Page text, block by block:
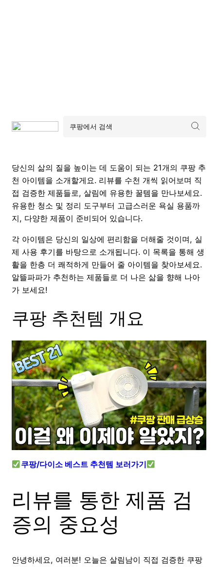
당신의 삶의 질을 높이는 데 도움이 되는 21개의 쿠팡 추
천 아이템을 소개할게요. 리뷰를 수천 개씩 읽어보며 직
접 검증한 제품들로, 살림에 유용한 꿀템을 만나보세요.
유용한 청소 및 정리 도구부터 고급스러운 욕실 용품까
지, 다양한 제품이 준비되어 있습니다.
각 아이템은 당신의 일상에 편리함을 더해줄 것이며, 실
제 사용 후기를 바탕으로 소개됩니다. 이 목록을 통해 생
활을 한층 더 쾌적하게 만들어 줄 아이템을 찾아보세요.
알뜰파파가 추천하는 제품들로 더 나은 삶을 향해 나아
가 보세요!
쿠팡 추천템 개요
쿠팡/다이소 베스트 추천템 보러가기
리뷰를 통한 제품 검
증의 중요성
안녕하세요, 여러분! 오늘은 살림남이 직접 검증한 쿠팡